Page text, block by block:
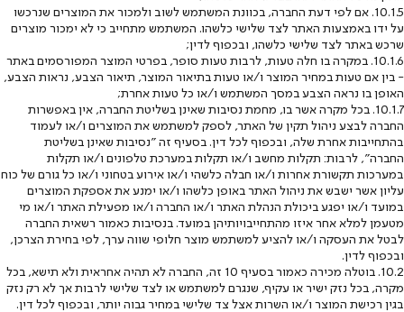
10.1.5. אם לפי דעת החברה, בכוונת המשתמש לשוב ולמכור את המוצרים שנרכשו
על ידו באמצעות האתר לצד שלישי כלשהו. המשתמש מתחייב כי לא ימכור מוצרים
שרכש באתר לצד שלישי כלשהו, ובכפוף לדין;
10.1.6. במקרה בו חלה טעות, לרבות טעות סופר, בפרטי המוצר המפורסמים באתר
- בין אם טעות במחיר המוצר ו/או טעות בתיאור המוצר, תיאור הצבע, נראות הצבע,
האופן בו נראה הצבע במסך המשתמש ו/או כל טעות אחרת;
10.1.7. בכל מקרה אשר בו, מחמת נסיבות שאינן בשליטת החברה, אין באפשרות
החברה לבצע ניהול תקין של האתר, לספק למשתמש את המוצרים ו/או לעמוד
בהתחייבות אחרת שלה, ובכפוף לכל דין. בסעיף זה "נסיבות שאינן בשליטת
החברה", לרבות: תקלות מחשב ו/או תקלות במערכת טלפונים ו/או תקלות
במערכות תקשורת אחרות ו/או חבלה כלשהי ו/או אירוע בטחוני ו/או כל גורם של כוח
עליון אשר ישבש את ניהול האתר באופן כלשהו ו/או ימנע את אספקת המוצרים
במועד ו/או יפגע ביכולת הנהלת האתר ו/או החברה ו/או מפעילת האתר ו/או מי
מטעמן למלא אחר איזו מהתחייבויותיהן במועד. בנסיבות כאמור רשאית החברה
לבטל את העסקה ו/או להציע למשתמש מוצר חלופי שווה ערך, לפי בחירת הצרכן,
ובכפוף לדין.
10.2. בוטלה מכירה כאמור בסעיף ‎10 זה, החברה לא תהיה אחראית ולא תישא, בכל
מקרה, בכל נזק ישיר או עקיף, שנגרם למשתמש או לצד שלישי לרבות אך לא רק נזק
בגין רכישת המוצר ו/או השרות אצל צד שלישי במחיר גבוה יותר, ובכפוף לכל דין.